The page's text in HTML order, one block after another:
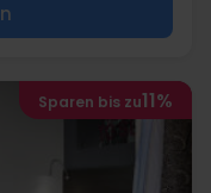
Sparen bis zu11%